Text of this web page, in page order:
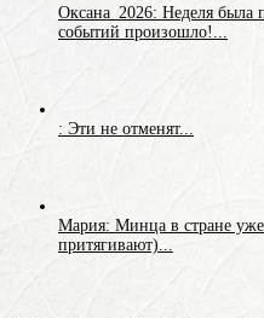
Оксана_2026: Неделя была
событий произошло!...
: Эти не отменят...
Мария: Минца в стране уже
притягивают)...